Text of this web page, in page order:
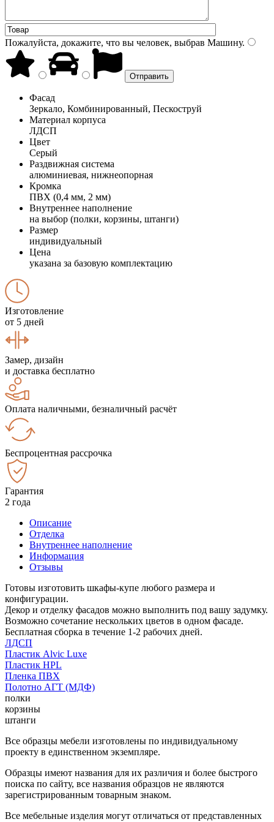
Пожалуйста, докажите, что вы человек, выбрав Машину.
Фасад
Зеркало, Комбинированный, Пескоструй
Материал корпуса
ЛДСП
Цвет
Серый
Раздвижная система
алюминиевая, нижнеопорная
Кромка
ПВХ (0,4 мм, 2 мм)
Внутреннее наполнение
на выбор (полки, корзины, штанги)
Размер
индивидуальный
Цена
указана за базовую комплектацию
Изготовление
от 5 дней
Замер, дизайн
и доставка бесплатно
Оплата наличными, безналичный расчёт
Беспроцентная рассрочка
Гарантия
2 года
Описание
Отделка
Внутреннее наполнение
Информация
Отзывы
Готовы изготовить шкафы-купе любого размера и
конфигурации.
Декор и отделку фасадов можно выполнить под вашу задумку.
Возможно сочетание нескольких цветов в одном фасаде.
Бесплатная сборка в течение 1-2 рабочих дней.
ЛДСП
Пластик Alvic Luxe
Пластик HPL
Пленка ПВХ
Полотно АГТ (МДФ)
полки
корзины
штанги
Все образцы мебели изготовлены по индивидуальному
проекту в единственном экземпляре.
Образцы имеют названия для их различия и более быстрого
поиска по сайту, все названия образцов не являются
зарегистрированным товарным знаком.
Все мебельные изделия могут отличаться от представленных